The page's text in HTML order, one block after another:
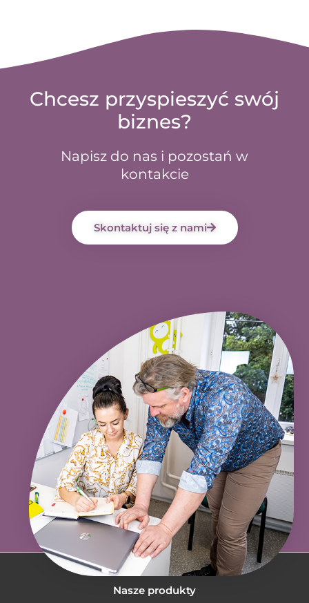
Chcesz przyspieszyć swój
biznes?
Napisz do nas i pozostań w
kontakcie
Skontaktuj się z nami
Nasze produkty